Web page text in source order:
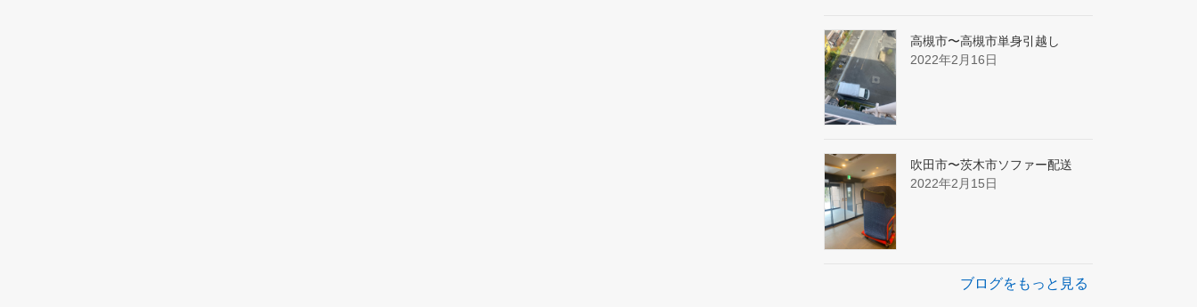
高槻市〜高槻市単身引越し
2022年2月16日
吹田市〜茨木市ソファー配送
2022年2月15日
ブログをもっと見る